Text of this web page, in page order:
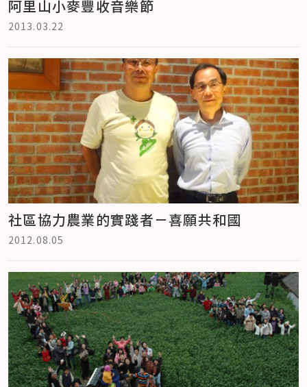
阿里山小麥豐收音樂節
2013.03.22
社區協力農業的實踐者－喜願共和國
2012.08.05